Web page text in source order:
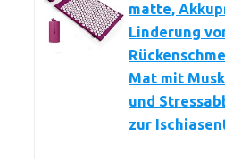
matte,
Linderung
Mat mit
und
zur